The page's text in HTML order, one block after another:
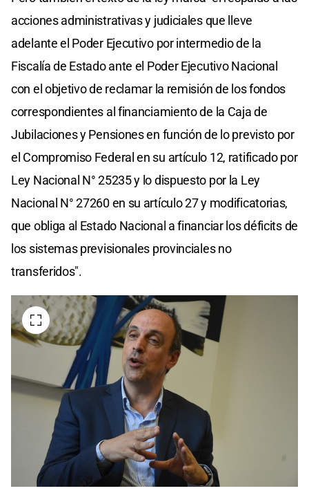
acciones administrativas y judiciales que lleve
adelante el Poder Ejecutivo por intermedio de la
Fiscalía de Estado ante el Poder Ejecutivo Nacional
con el objetivo de reclamar la remisión de los fondos
correspondientes al financiamiento de la Caja de
Jubilaciones y Pensiones en función de lo previsto por
el Compromiso Federal en su artículo 12, ratificado por
Ley Nacional N° 25235 y lo dispuesto por la Ley
Nacional N° 27260 en su artículo 27 y modificatorias,
que obliga al Estado Nacional a financiar los déficits de
los sistemas previsionales provinciales no
transferidos".